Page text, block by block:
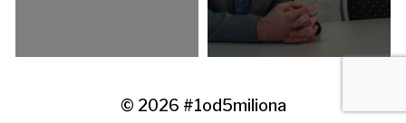
© 2026 #1od5miliona